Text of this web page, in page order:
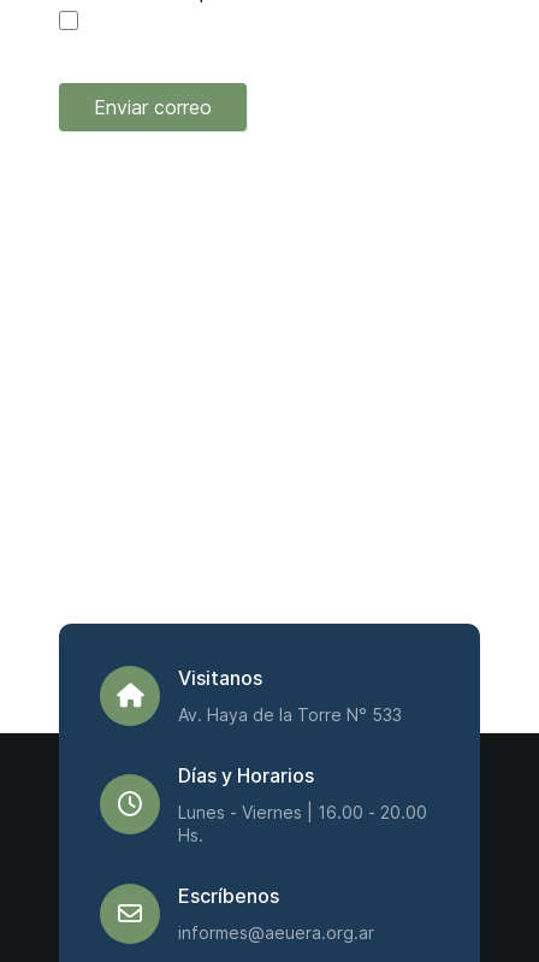
Captcha
Enviar correo
Visitanos
Av. Haya de la Torre N° 533
Días y Horarios
Lunes - Viernes | 16.00 - 20.00
Hs.
Escríbenos
informes@aeuera.org.ar